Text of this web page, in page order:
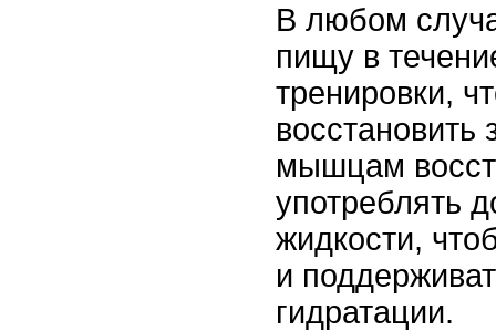
В любом
пищу в
тренировки,
восстановить
мышцам
употреблять
жидкости,
и
гидратации.